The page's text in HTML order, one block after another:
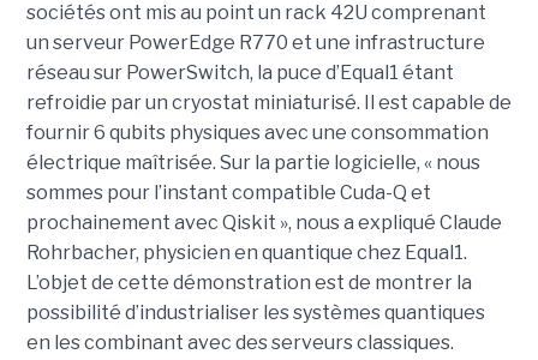
sociétés ont mis au point un rack 42U comprenant
un serveur PowerEdge R770 et une infrastructure
réseau sur PowerSwitch, la puce d’Equal1 étant
refroidie par un cryostat miniaturisé. Il est capable de
fournir 6 qubits physiques avec une consommation
électrique maîtrisée. Sur la partie logicielle, « nous
sommes pour l’instant compatible Cuda-Q et
prochainement avec Qiskit », nous a expliqué Claude
Rohrbacher, physicien en quantique chez Equal1.
L’objet de cette démonstration est de montrer la
possibilité d’industrialiser les systèmes quantiques
en les combinant avec des serveurs classiques.